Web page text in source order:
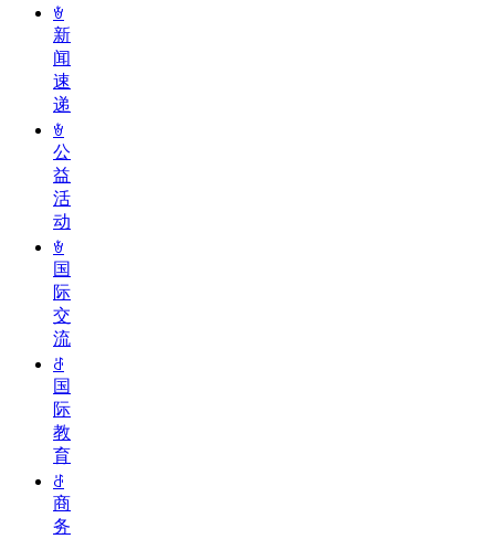
ꄃ
新
闻
速
递
ꄃ
公
益
活
动
ꄃ
国
际
交
流
ꁕ
国
际
教
育
ꁕ
商
务